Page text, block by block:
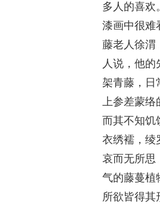
多人的喜欢
漆画中很难
藤老人徐渭
人说，他
架青藤，日
上参差蒙络
而其不知饥
衣绣襦，绫
哀而无所思
气的藤蔓植
所欲皆得其